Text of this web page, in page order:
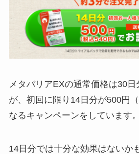
メタバリアEXの通常価格は30
が、初回に限り14日分が500円
なるキャンペーンをしています。
14日分では十分な効果はないか